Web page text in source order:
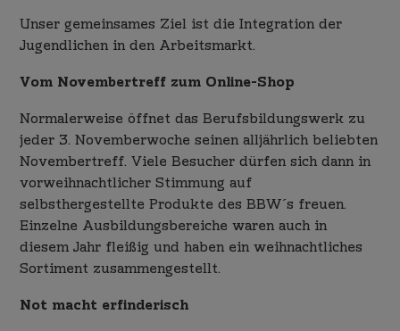
Unser gemeinsames Ziel ist die Integration der
Jugendlichen in den Arbeitsmarkt.
Vom Novembertreff zum Online-Shop
Normalerweise öffnet das Berufsbildungswerk zu
jeder 3. Novemberwoche seinen alljährlich beliebten
Novembertreff. Viele Besucher dürfen sich dann in
vorweihnachtlicher Stimmung auf
selbsthergestellte Produkte des BBW´s freuen.
Einzelne Ausbildungsbereiche waren auch in
diesem Jahr fleißig und haben ein weihnachtliches
Sortiment zusammengestellt.
Not macht erfinderisch